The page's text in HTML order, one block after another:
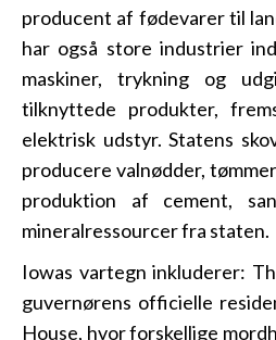
producent af fødevarer til
har også store industrier
maskiner, trykning og
tilknyttede produkter,
elektrisk udstyr. Statens
producere valnødder,
produktion af cement,
mineralressourcer fra staten.
Iowas vartegn inkluderer:
guvernørens officielle
House, hvor forskellige